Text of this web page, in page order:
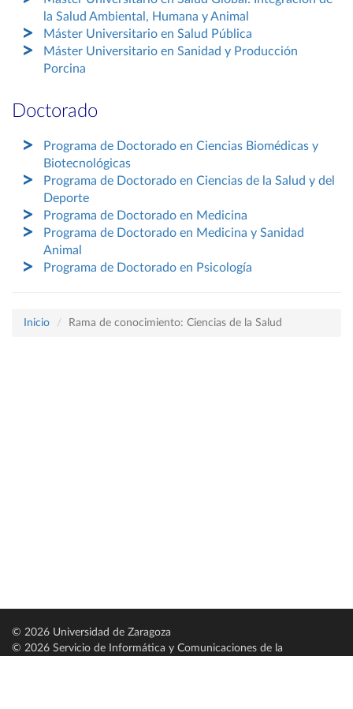
la Salud Ambiental, Humana y Animal
Máster Universitario en Salud Pública
Máster Universitario en Sanidad y Producción
Porcina
Doctorado
Programa de Doctorado en Ciencias Biomédicas y
Biotecnológicas
Programa de Doctorado en Ciencias de la Salud y del
Deporte
Programa de Doctorado en Medicina
Programa de Doctorado en Medicina y Sanidad
Animal
Programa de Doctorado en Psicología
Inicio Rama de conocimiento: Ciencias de la Salud
© 2026 Universidad de Zaragoza
© 2026 Servicio de Informática y Comunicaciones de la